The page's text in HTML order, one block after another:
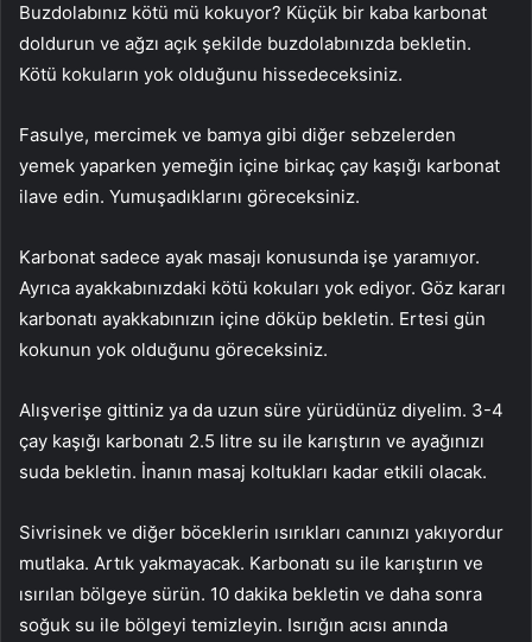
Buzdolabınız kötü mü kokuyor? Küçük bir kaba karbonat
doldurun ve ağzı açık şekilde buzdolabınızda bekletin.
Kötü kokuların yok olduğunu hissedeceksiniz.
Fasulye, mercimek ve bamya gibi diğer sebzelerden
yemek yaparken yemeğin içine birkaç çay kaşığı karbonat
ilave edin. Yumuşadıklarını göreceksiniz.
Karbonat sadece ayak masajı konusunda işe yaramıyor.
Ayrıca ayakkabınızdaki kötü kokuları yok ediyor. Göz kararı
karbonatı ayakkabınızın içine döküp bekletin. Ertesi gün
kokunun yok olduğunu göreceksiniz.
Alışverişe gittiniz ya da uzun süre yürüdünüz diyelim. 3-4
çay kaşığı karbonatı 2.5 litre su ile karıştırın ve ayağınızı
suda bekletin. İnanın masaj koltukları kadar etkili olacak.
Sivrisinek ve diğer böceklerin ısırıkları canınızı yakıyordur
mutlaka. Artık yakmayacak. Karbonatı su ile karıştırın ve
ısırılan bölgeye sürün. 10 dakika bekletin ve daha sonra
soğuk su ile bölgeyi temizleyin. Isırığın acısı anında